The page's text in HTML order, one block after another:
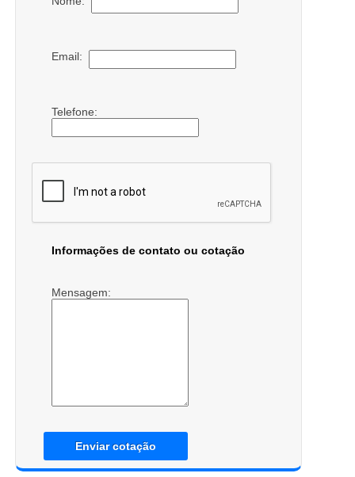
Email:
Telefone:
Informações de contato ou cotação
Mensagem:
Enviar cotação